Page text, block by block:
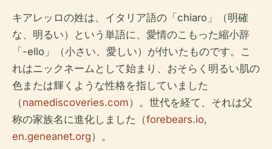
キアレッロの姓は、イタリア語の「chiaro」（明確
な、明るい）という単語に、愛情のこもった縮小辞
「-ello」（小さい、愛しい）が付いたものです。こ
れはニックネームとして始まり、おそらく明るい肌の
色または輝くような性格を指していました
（namediscoveries.com）。世代を経て、それは父
称の家族名に進化しました（forebears.io,
en.geneanet.org）。